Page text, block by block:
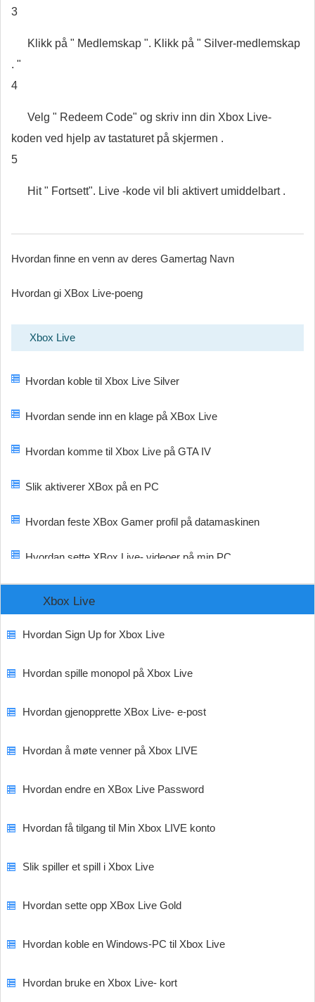
3
Klikk på " Medlemskap ". Klikk på " Silver-medlemskap
. "
4
Velg " Redeem Code" og skriv inn din Xbox Live-
koden ved hjelp av tastaturet på skjermen .
5
Hit " Fortsett". Live -kode vil bli aktivert umiddelbart .
Hvordan finne en venn av deres Gamertag Navn
Hvordan gi XBox Live-poeng
Xbox Live
Hvordan koble til Xbox Live Silver
Hvordan sende inn en klage på XBox Live
Hvordan komme til Xbox Live på GTA IV
Slik aktiverer XBox på en PC
Hvordan feste XBox Gamer profil på datamaskinen
Hvordan sette XBox Live- videoer på min PC
Xbox Live
Hvordan Sign Up for Xbox Live
Hvordan spille monopol på Xbox Live
Hvordan gjenopprette XBox Live- e-post
Hvordan å møte venner på Xbox LIVE
Hvordan endre en XBox Live Password
Hvordan få tilgang til Min Xbox LIVE konto
Slik spiller et spill i Xbox Live
Hvordan sette opp XBox Live Gold
Hvordan koble en Windows-PC til Xbox Live
Hvordan bruke en Xbox Live- kort